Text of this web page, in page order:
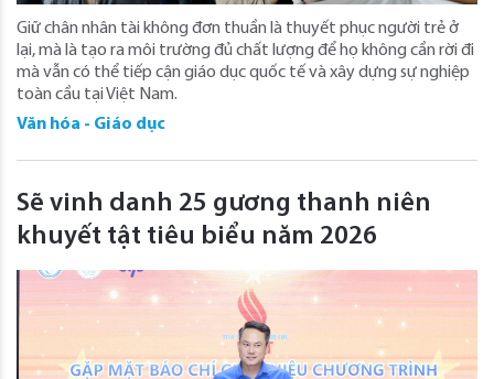
Giữ chân nhân tài không đơn thuần là thuyết phục người trẻ ở
lại, mà là tạo ra môi trường đủ chất lượng để họ không cần rời đi
mà vẫn có thể tiếp cận giáo dục quốc tế và xây dựng sự nghiệp
toàn cầu tại Việt Nam.
Văn hóa - Giáo dục
Sẽ vinh danh 25 gương thanh niên
khuyết tật tiêu biểu năm 2026